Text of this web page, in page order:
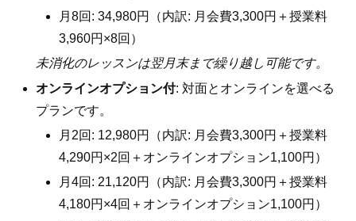
月8回: 34,980円（内訳: 月会費3,300円＋授業料
3,960円×8回）
未消化のレッスンは翌月末まで繰り越し可能です。
オンラインオプション付: 対面とオンラインを選べる
プランです。
月2回: 12,980円（内訳: 月会費3,300円＋授業料
4,290円×2回＋オンラインオプション1,100円）
月4回: 21,120円（内訳: 月会費3,300円＋授業料
4,180円×4回＋オンラインオプション1,100円）